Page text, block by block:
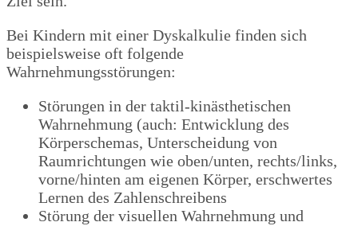
Bei Kindern mit einer Dyskalkulie finden sich
beispielsweise oft folgende
Wahrnehmungsstörungen:
Störungen in der taktil-kinästhetischen
Wahrnehmung (auch: Entwicklung des
Körperschemas, Unterscheidung von
Raumrichtungen wie oben/unten, rechts/links,
vorne/hinten am eigenen Körper, erschwertes
Lernen des Zahlenschreibens
Störung der visuellen Wahrnehmung und